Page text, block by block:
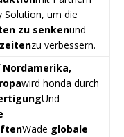
Solution, um die
zu senkenund
zu verbessern.
Nordamerika,
wird honda durch
Und
Wade globale